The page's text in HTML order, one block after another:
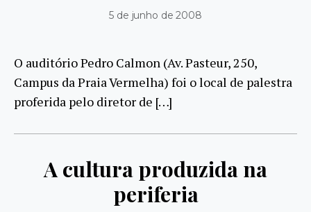
5 de junho de 2008
O auditório Pedro Calmon (Av. Pasteur, 250,
Campus da Praia Vermelha) foi o local de palestra
proferida pelo diretor de […]
A cultura produzida na
periferia